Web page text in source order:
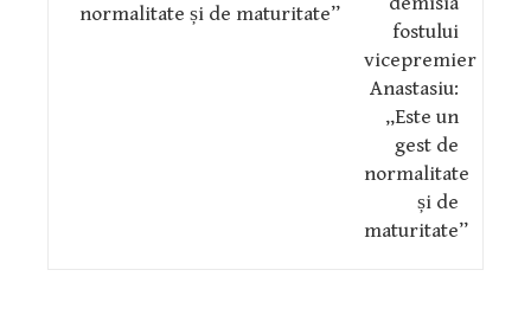
normalitate și de maturitate”